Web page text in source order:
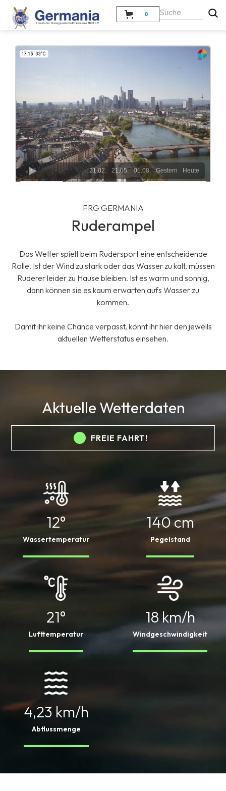
0
FRG GERMANIA
Ruderampel
Das Wetter spielt beim Rudersport eine entscheidende
Rolle. Ist der Wind zu stark oder das Wasser zu kalt, müssen
Ruderer leider zu Hause bleiben. Ist es warm und sonnig,
dann können sie es kaum erwarten aufs Wasser zu
kommen.
Damit ihr keine Chance verpasst, könnt ihr hier den jeweils
aktuellen Wetterstatus einsehen.
Aktuelle Wetterdaten
FREIE FAHRT!
12°
Wassertemperatur
21°
Lufttemperatur
4,23 km/h
Abflussmenge
140 cm
Pegelstand
18 km/h
Windgeschwindigkeit